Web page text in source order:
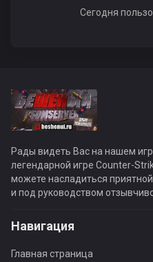
Сегодня
Рады видеть Вас на нашем
легендарной игре Counter-
можете насладиться
и под руководством
Навигация
Главная страница